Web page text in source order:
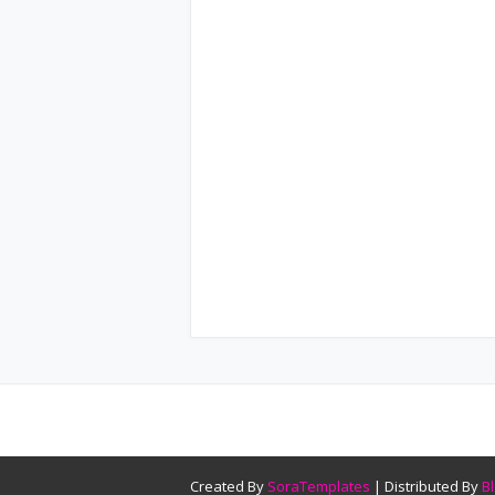
Created By SoraTemplates | Distributed By